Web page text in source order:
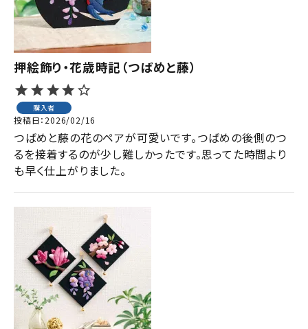
押絵飾り・花歳時記（つばめと藤）
購入者
投稿日 2026/02/16
つばめと藤の花のペアが可愛いです。つばめの後側のつ
るを接着するのが少し難しかったです。思ってた時間より
も早く仕上がりました。